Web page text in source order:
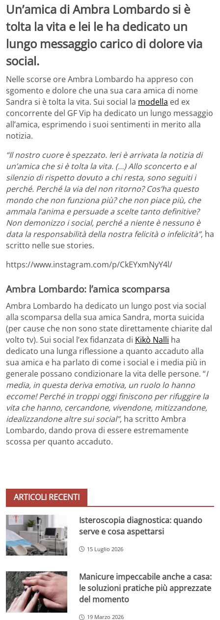
Un’amica di Ambra Lombardo si è
tolta la vita e lei le ha dedicato un
lungo messaggio carico di dolore via
social.
Nelle scorse ore Ambra Lombardo ha appreso con
sgomento e dolore che una sua cara amica di nome
Sandra si è tolta la vita. Sui social la modella ed ex
concorrente del GF Vip ha dedicato un lungo messaggio
all’amica, esprimendo i suoi sentimenti in merito alla
notizia.
“Il nostro cuore è spezzato. Ieri è arrivata la notizia di
un’amica che si è tolta la vita. (…) Allo sconcerto e al
silenzio di rispetto dovuto a chi resta, sono seguiti i
perché. Perché la via del non ritorno? Cos’ha questo
mondo che non funziona più? che non piace più, che
ammala l’anima e persuade a scelte tanto definitive?
Non demonizzo i social, perché a niente è nessuno è
data la responsabilità della nostra felicità o infelicità”, ha
scritto nelle sue stories.
https://www.instagram.com/p/CkEYxmNyY4l/
Ambra Lombardo: l’amica scomparsa
Ambra Lombardo ha dedicato un lungo post via social
alla scomparsa della sua amica Sandra, morta suicida
(per cause che non sono state direttamente chiarite dal
volto tv). Sui social l’ex fidanzata di Kikò Nalli ha
dedicato una lunga riflessione a quanto accaduto alla
sua amica e ha parlato di come i social e i media più in
generale possano condizionare la vita delle persone. “I
media, in questa deriva emotiva, un ruolo lo hanno
eccome! Perché in troppi oggi finiscono per rifuggire la
vita che hanno, cercandone, vivendone, mitizzandone,
idealizzandone altre sui social”, ha scritto Ambra
Lombardo, dando prova di essere estremamente
scossa per quanto accaduto.
ARTICOLI RECENTI
Isteroscopia diagnostica: quando
serve e cosa aspettarsi
15 Luglio 2026
Manicure impeccabile anche a casa:
le soluzioni pratiche più apprezzate
del momento
19 Marzo 2026